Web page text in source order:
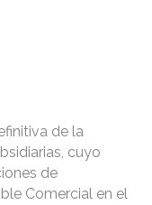
de la
cuyo
de
Comercial en el